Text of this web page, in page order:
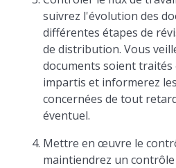
suivrez l'évolution des
différentes étapes de
de distribution. Vous
documents soient traités
impartis et informerez
concernées de tout
éventuel.
Mettre en œuvre le
maintiendrez un